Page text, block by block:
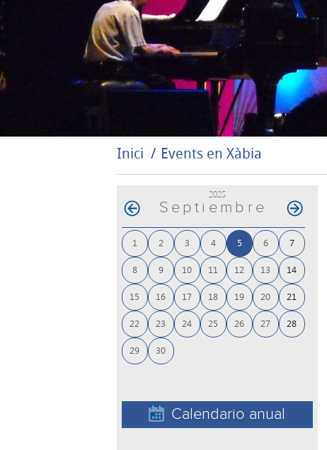
Inici Events en Xàbia
2025
Septiembre
1 2 3 4 5 6 7
8 9 10 11 12 13 14
15 16 17 18 19 20 21
22 23 24 25 26 27 28
29 30
Calendario anual